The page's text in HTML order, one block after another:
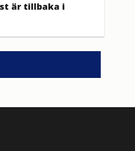
är tillbaka i